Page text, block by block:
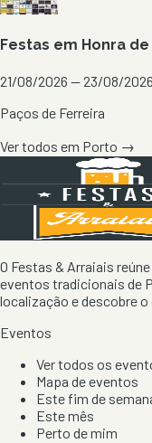
Festas em Honra
21/08/2026 — 23/08/2026
Paços de Ferreira
Ver todos em Porto →
O Festas & Arraiais
eventos tradicionais de
localização e descobre
Eventos
Ver todos os
Mapa de eventos
Este fim de
Este mês
Perto de mim